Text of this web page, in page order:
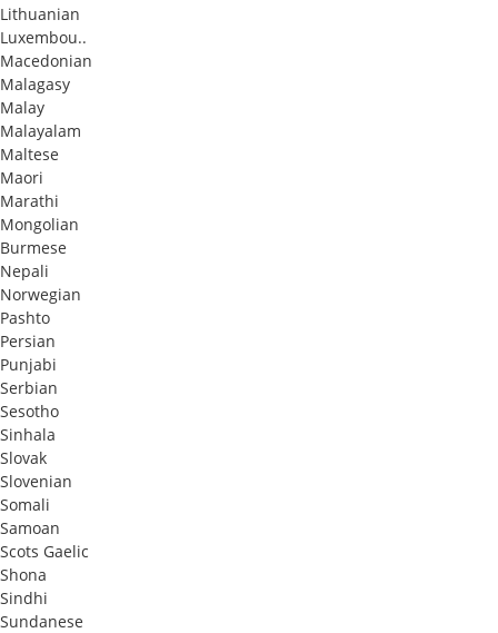
Lithuanian
Luxembou..
Macedonian
Malagasy
Malay
Malayalam
Maltese
Maori
Marathi
Mongolian
Burmese
Nepali
Norwegian
Pashto
Persian
Punjabi
Serbian
Sesotho
Sinhala
Slovak
Slovenian
Somali
Samoan
Scots Gaelic
Shona
Sindhi
Sundanese